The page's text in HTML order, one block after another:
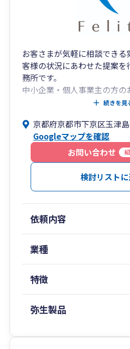
お客さまが気軽に相談でき
客様の状況にあわせた提案
務所です。
中小企業・個人事業主の方の
ナーになることをモットーと
■強み
・親切・ていねい/顧客にあ
・クラウド会計（freee・
・事務所３大経費の削減に
ォーマンス
・決算前検討会（納税予測
関対策検討）
・役員報酬適正化シミュレ
・法人化シミュレーション
税金・社会保険料比較）
・消費税有利不利判定（納
続きを見
京都府京都市下京区玉津
Googleマップを確認
お問い合わせ
検討リスト
依頼内容
業種
特徴
弥生製品